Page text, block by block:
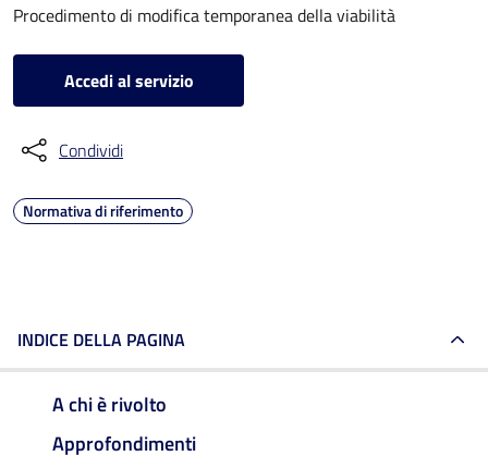
Procedimento di modifica temporanea della viabilità
Accedi al servizio
Condividi
Normativa di riferimento
INDICE DELLA PAGINA
A chi è rivolto
Approfondimenti